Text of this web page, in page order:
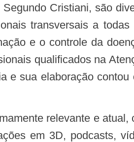
Cristiani, são
transversais a
e o controle da
qualificados na
e sua elaboração
em 3D, podcasts,